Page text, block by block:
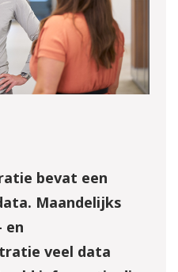
bevat een
Maandelijks
en
veel data